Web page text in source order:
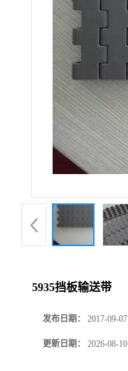
5935挡板输送带
发布日期： 2017-09-07
更新日期： 2026-08-10